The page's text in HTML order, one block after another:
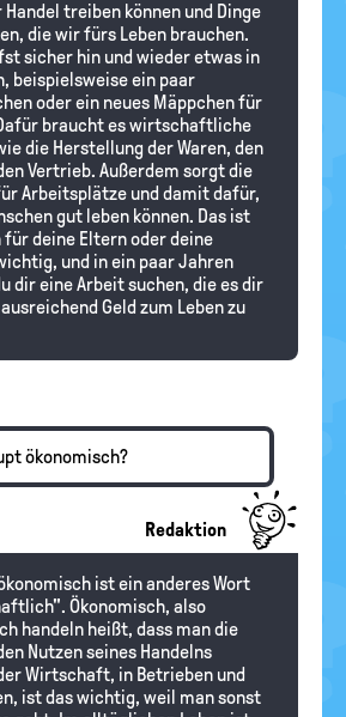
treiben können und Dinge
die wir fürs Leben brauchen.
sicher hin und wieder etwas in
beispielsweise ein paar
oder ein neues Mäppchen für
braucht es wirtschaftliche
die Herstellung der Waren, den
Vertrieb. Außerdem sorgt die
Arbeitsplätze und damit dafür,
gut leben können. Das ist
für deine Eltern oder deine
und in ein paar Jahren
dir eine Arbeit suchen, die es dir
Geld zum Leben zu
ökonomisch?
Redaktion
ist ein anderes Wort
Ökonomisch, also
handeln heißt, dass man die
Nutzen seines Handelns
Wirtschaft, in Betrieben und
ist das wichtig, weil man sonst